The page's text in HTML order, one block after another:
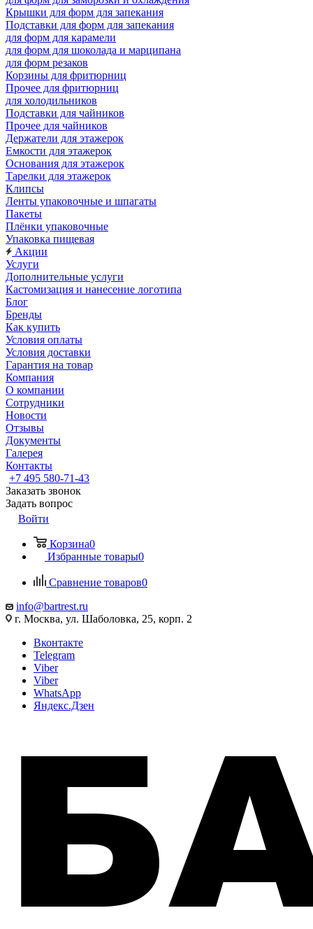
Крышки для форм для запекания
Подставки для форм для запекания
для форм для карамели
для форм для шоколада и марципана
для форм резаков
Корзины для фритюрниц
Прочее для фритюрниц
для холодильников
Подставки для чайников
Прочее для чайников
Держатели для этажерок
Емкости для этажерок
Основания для этажерок
Тарелки для этажерок
Клипсы
Ленты упаковочные и шпагаты
Пакеты
Плёнки упаковочные
Упаковка пищевая
Акции
Услуги
Дополнительные услуги
Кастомизация и нанесение логотипа
Блог
Бренды
Как купить
Условия оплаты
Условия доставки
Гарантия на товар
Компания
О компании
Сотрудники
Новости
Отзывы
Документы
Галерея
Контакты
+7 495 580-71-43
Заказать звонок
Задать вопрос
Войти
Корзина0
Избранные товары0
Сравнение товаров0
info@bartrest.ru
г. Москва, ул. Шаболовка, 25, корп. 2
Вконтакте
Telegram
Viber
Viber
WhatsApp
Яндекс.Дзен